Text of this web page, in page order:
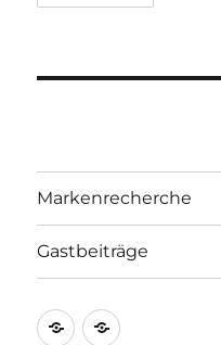
Markenrecherche
Gastbeiträge
Markenrecherche
Gastbeiträge